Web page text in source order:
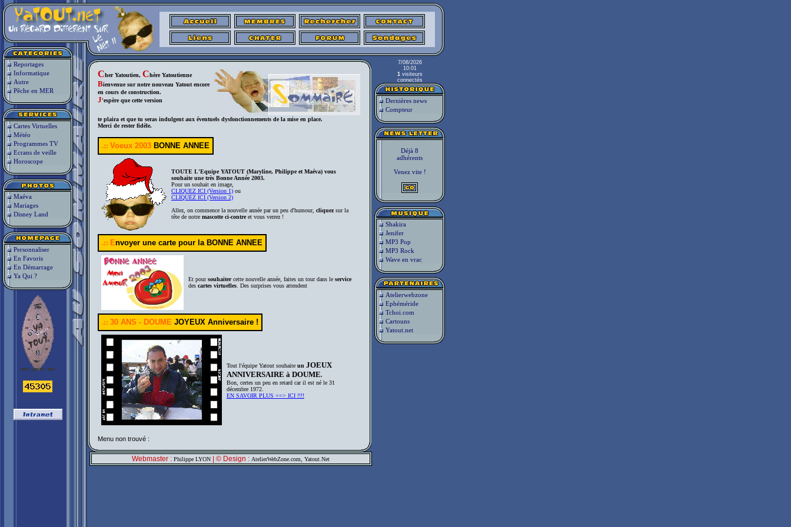
Reportages
Informatique
Autre
Pêche en MER
Cartes Virtuelles
Météo
Programmes TV
Ecrans de veille
Horoscope
Maéva
Mariages
Disney Land
Personnaliser
En Favoris
En Démarrage
Ya Qui ?
Cher Yatoutien, Chère Yatoutienne
Bienvenue sur notre nouveau Yatout encore
en cours de construction.
J'espère que cette version
te plaira et que tu seras indulgent aux éventuels dysfonctionnements de la mise en place.
Merci de rester fidèle.
.:: Voeux 2003 BONNE ANNEE
TOUTE L'Equipe YATOUT (Maryline, Philippe et Maéva) vous
souhaite une très Bonne Année 2003.
Pour un souhait en image,
CLIQUEZ ICI (Version 1) ou
CLIQUEZ ICI (Version 2)
Allez, on commence la nouvelle année par un peu d'humour, cliquezsur la
tête de notre mascotte ci-contreet vous verrez !
.:: Envoyer une carte pour la BONNE ANNEE
Et poursouhaitercette nouvelle année, faites un tour dans le service
des cartes virtuelles . Des surprises vous attendent
.:: 30 ANS - DOUME JOYEUX Anniversaire !
Tout l'équipe Yatout souhaite un JOEUX
ANNIVERSAIRE à DOUME.
Bon, certes un peu en retard car il est né le 31
décembre 1972.
EN SAVOIR PLUS ==> ICI !!!!
Menu non trouvé :
Webmaster : Philippe LYON | © Design : AtelierWebZone.com , Yatout.Net
7/08/2026
10:01
1visiteurs
connectés
Dernières news
Compteur
Déjà 8
adhérents
Venez vite !
Shakira
Jenifer
MP3 Pop
MP3 Rock
Wave en vrac
Atelierwebzone
Ephéméride
Tchoi.com
Cartouns
Yatout.net